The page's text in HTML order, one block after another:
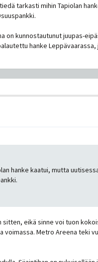
tarkasti mihin Tapiolan
kunnostautunut juupas-
hanke
hanke kaatui, mutta
eikä sinne voi tuon
Metro Areena teki